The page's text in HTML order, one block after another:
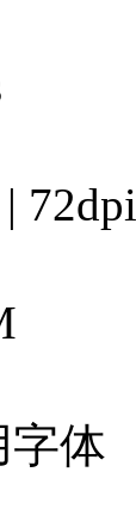
72dpi
字体